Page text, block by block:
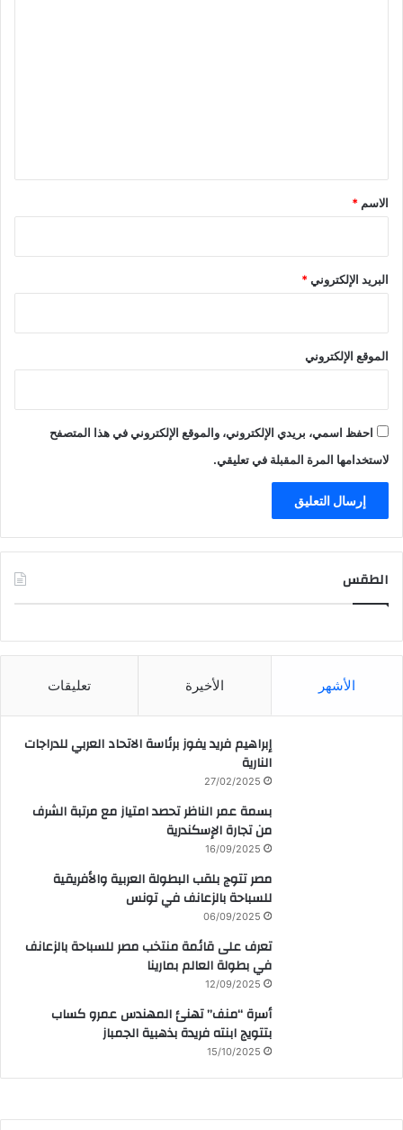
*
الاسم *
البريد الإلكتروني*
الموقع الإلكتروني
احفظ اسمي، بريدي الإلكتروني، والموقع الإلكتروني في هذا المتصفح
لاستخدامها المرة المقبلة في تعليقي.
الطقس
الأشهر الأخيرة تعليقات
إبراهيم فريد يفوز برئاسة الاتحاد العربي للدراجات
النارية
27/02/2025
بسمة عمر الناظر تحصد امتياز مع مرتبة الشرف
من تجارة الإسكندرية
16/09/2025
مصر تتوج بلقب البطولة العربية والأفريقية
للسباحة بالزعانف في تونس
06/09/2025
تعرف على قائمة منتخب مصر للسباحة بالزعانف
في بطولة العالم بمارينا
12/09/2025
أسرة “منف” تهنئ المهندس عمرو كساب
بتتويج ابنته فريدة بذهبية الجمباز
15/10/2025